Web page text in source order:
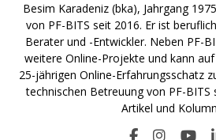
Besim Karadeniz (bka), Jahrgang
von PF-BITS seit 2016. Er ist
Berater und -Entwickler. Neben PF-
weitere Online-Projekte und kann
25-jährigen Online-Erfahrungsschatz
technischen Betreuung von PF-
Artikel und